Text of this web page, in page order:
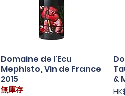
快速瀏覽
Domaine de l'Ecu
Mephisto, Vin de France
2015
無庫存
&
價